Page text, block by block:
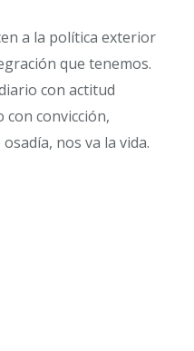
a la política exterior
que tenemos.
con actitud
convicción,
nos va la vida.